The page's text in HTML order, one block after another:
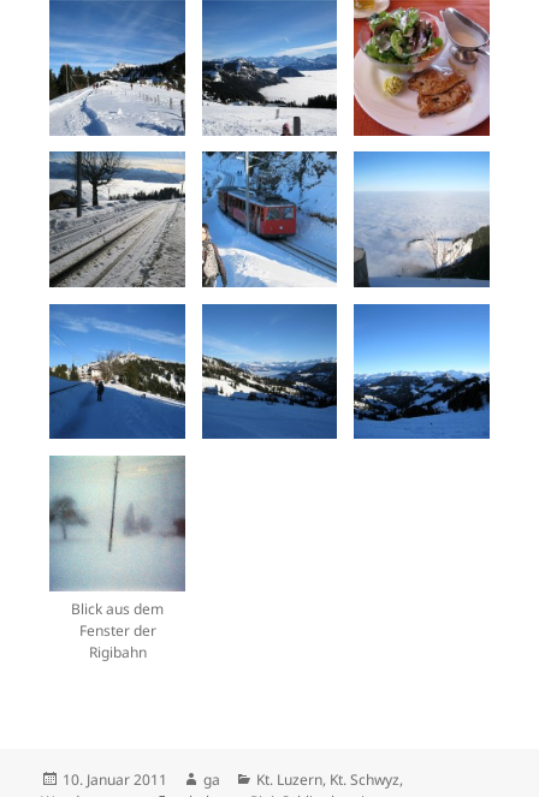
Blick aus dem
Fenster der
Rigibahn
Veröffentlicht
10. Januar 2011 Autor
ga Kategorien
Kt. Luzern, Kt. Schwyz,